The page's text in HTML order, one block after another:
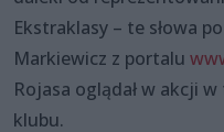
Ekstraklasy – te słowa
Markiewicz z portalu
Rojasa oglądał w akcji
klubu.